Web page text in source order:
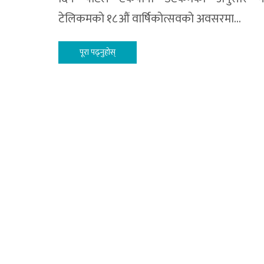
टेलिकमकाे १८औं वार्षिकाेत्सवकाे अवसरमा…
पूरा पढ्नुहोस्